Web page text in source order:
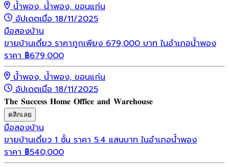
น้ำพอง, น้ำพอง, ขอนแก่น
อัปเดตเมื่อ 18/11/2025
มือสองบ้าน
ขายบ้านเดี่ยว ราคาถูกเพียง 679,000 บาท ในอำเภอน้ำพอง
ราคา ฿679,000
น้ำพอง, น้ำพอง, ขอนแก่น
อัปเดตเมื่อ 18/11/2025
𝐓𝐡𝐞 𝐒𝐮𝐜𝐜𝐞𝐬𝐬 𝐇𝐨𝐦𝐞 𝐎𝐟𝐟𝐢𝐜𝐞 𝐚𝐧𝐝 𝐖𝐚𝐫𝐞𝐡𝐨𝐮𝐬𝐞
คลิกเลย
มือสองบ้าน
ขายบ้านเดี่ยว 1 ชั้น ราคา 5.4 แสนบาท ในอำเภอน้ำพอง
ราคา ฿540,000